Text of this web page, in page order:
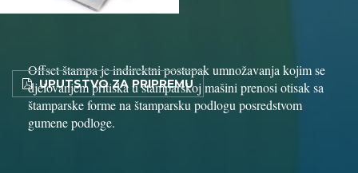
Offset štampa je indirektni postupak umnožavanja kojim se
djelovanjem pritiska u štamparskoj mašini prenosi otisak sa
štamparske forme na štamparsku podlogu posredstvom
gumene podloge.
UPUTSTVO ZA PRIPREMU